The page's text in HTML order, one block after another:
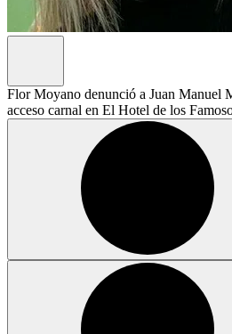
Flor Moyano denunció a Juan Manuel
acceso carnal en El Hotel de los